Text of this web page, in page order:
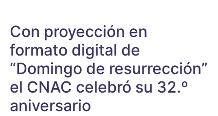
Con proyección en
formato digital de
“Domingo de resurrección”
el CNAC celebró su 32.º
aniversario